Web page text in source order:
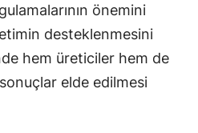
önemini
desteklenmesini
hem üreticiler hem de
elde edilmesi